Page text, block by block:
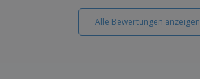
Alle Bewertungen anzeigen